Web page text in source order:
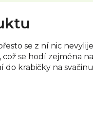
se z ní nic
se hodí zejména
krabičky na